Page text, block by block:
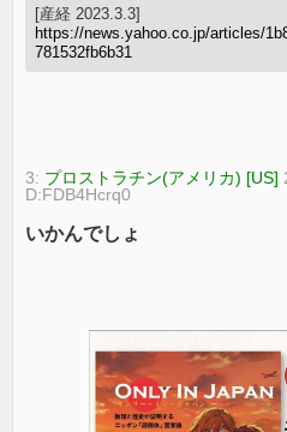
[産経 2023.3.3]
https://news.yahoo.co.jp/articles/
781532fb6b31
3: プロストラチン(アメリカ) [US]
D:FDB4Hcrq0
いかんでしょ